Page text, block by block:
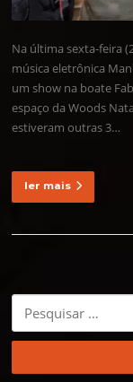
Na última sexta-feira
música eletrônica
um show na boate
espaço da Woods
estiveram outras 3…
ler mais
por: